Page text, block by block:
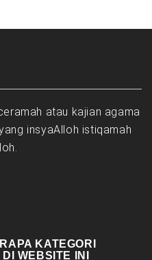
atau kajian agama
insyaAlloh istiqamah
KATEGORI
WEBSITE INI